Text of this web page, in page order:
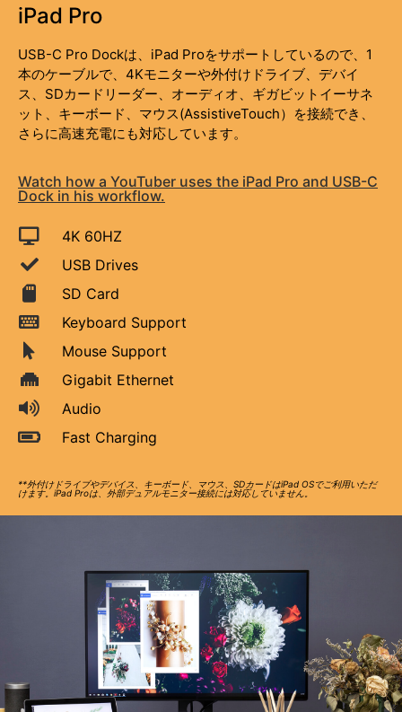
iPad Pro
USB-C Pro Dockは、iPad Proをサポートしているので、1
本のケーブルで、4Kモニターや外付けドライブ、デバイ
ス、SDカードリーダー、オーディオ、ギガビットイーサネ
ット、キーボード、マウス(AssistiveTouch）を接続でき、
さらに高速充電にも対応しています。
Watch how a YouTuber uses the iPad Pro and USB-C
Dock in his workflow.
4K 60HZ
USB Drives
SD Card
Keyboard Support
Mouse Support
Gigabit Ethernet
Audio
Fast Charging
**外付けドライブやデバイス、キーボード、マウス、SDカードはiPad OSでご利用いただ
けます。iPad Proは、外部デュアルモニター接続には対応していません。